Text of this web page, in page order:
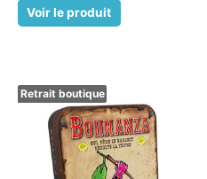
Voir le produit
Retrait boutique